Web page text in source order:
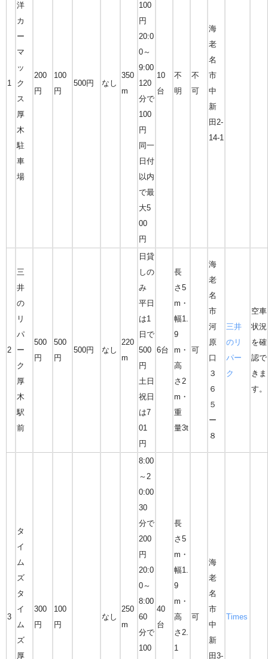
1
洋
カ
ー
マ
ッ
ク
ス
厚
木
駐
車
場
200
円
100
円
500円 なし
350
m
100
円
20:0
0～
9:00
120
分で
100
円
同一
日付
以内
で最
大5
00
円
10
台
不
明
不
可
海
老
名
市
中
新
田2-
14-1
2
三
井
の
リ
パ
ー
ク
厚
木
駅
前
500
円
500
円
500円 なし
220
m
日貸
しの
み
平日
は1
日で
500
円
土日
祝日
は7
01
円
6台
長
さ5
m・
幅1.
9
m・
高
さ2
m・
重
量3t
可
海
老
名
市
河
原
口
３
６
５
ー
８
三井
のリ
パー
ク
空車
状況
を確
認で
きま
す。
3
タ
イ
ム
ズ
タ
イ
ム
ズ
厚
300
円
100
円
なし
250
m
8:00
～2
0:00
30
分で
200
円
20:0
0～
8:00
60
分で
100
40
台
長
さ5
m・
幅1.
9
m・
高
さ2.
1
可
海
老
名
市
中
新
田3-
Times